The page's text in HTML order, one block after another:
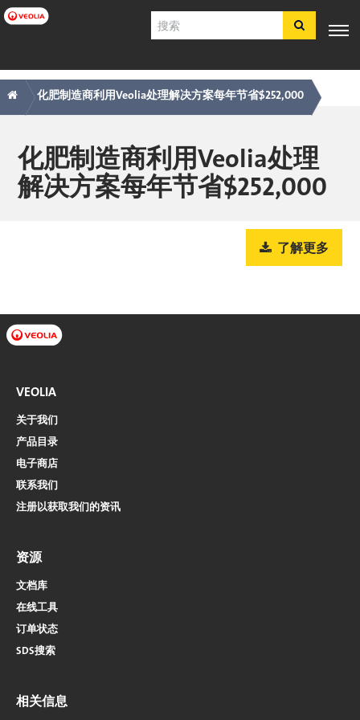
跳
转
要
内
容
搜
索
主
导
专业知
识
行业应
用
产品与服
务
客户支
持
工具
电子商
店​​​​​​​
SDS
COA
痕
迹
航
化肥制造商利用Veolia处理解决方案每年节省$252,000
化肥制造商利用Veolia处理
解决方案每年节省$252,000
了解更多
VEOLIA
关于我们
产品目录
电子商店​​​​​​​
联系我们
注册以获取我们的资讯
资源
文档库
在线工具
订单状态
SDS搜索
相关信息